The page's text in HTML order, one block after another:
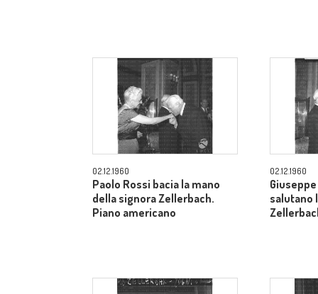
02.12.1960
Paolo Rossi bacia la mano
della signora Zellerbach.
Piano americano
02.12.1960
salutano